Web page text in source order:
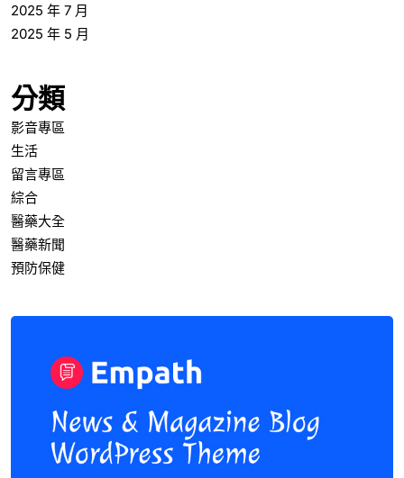
2025 年 7 月
2025 年 5 月
分類
影音專區
生活
留言專區
綜合
醫藥大全
醫藥新聞
預防保健